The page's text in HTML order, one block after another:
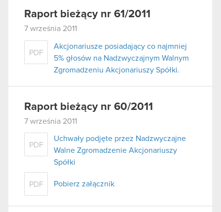
Raport bieżący nr 61/2011
7 września 2011
PDF
Akcjonariusze posiadający co najmniej
5% głosów na Nadzwyczajnym Walnym
Zgromadzeniu Akcjonariuszy Spółki.
Raport bieżący nr 60/2011
7 września 2011
PDF
Uchwały podjęte przez Nadzwyczajne
Walne Zgromadzenie Akcjonariuszy
Spółki
PDF Pobierz załącznik